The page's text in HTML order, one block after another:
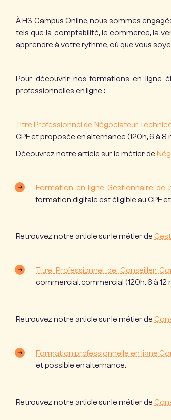
À H3 Campus Online, nous sommes
tels que la comptabilité, le commerce, la
apprendre à votre rythme, où que vous
Pour découvrir nosformations en ligne
professionnelles en ligne :
Titre Professionnel de Négociateur
CPF et proposée en alternance (120h, 6 à 8
Découvrez notre article sur le métier de
Formation en ligne Gestionnaire de
formation digitale est éligible au CPF
Retrouvez notre article sur le métier de
Titre Professionnel de Conseiller
commercial, commercial (120h, 6 à
Retrouvez notre article sur le métier de
Formation professionnelle en ligne
et possible en alternance.
Retrouvez notre article sur le métier de